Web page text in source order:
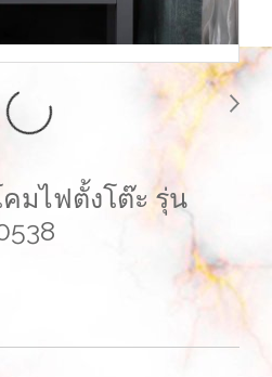
คมไฟตั้งโต๊ะ รุ่น